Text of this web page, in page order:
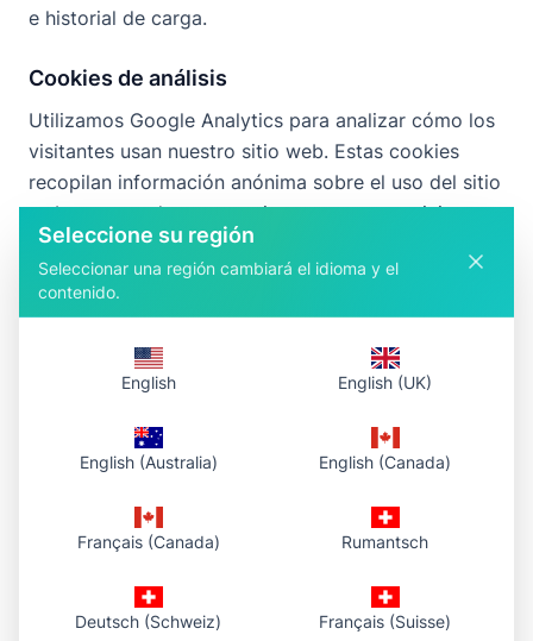
e historial de carga.
Cookies de análisis
Utilizamos Google Analytics para analizar cómo los
visitantes usan nuestro sitio web. Estas cookies
recopilan información anónima sobre el uso del sitio
web para ayudarnos a mejorar nuestro servicio.
Cookies publicitarias
Utilizamos Google AdSense para mostrar anuncios.
Estas cookies ayudan a entregar anuncios
personalizados basados en su comportamiento de
Cookies de terceros
Utilizamos los siguientes servicios de terceros que
pueden establecer cookies:
Google AdSense - Para publicidad (sujeto a la
Política de Privacidad de Google)
Seleccione su región
Seleccionar una región cambiará el idioma y el
contenido.
English English (UK)
English (Australia) English (Canada)
Français (Canada) Rumantsch
Deutsch (Schweiz) Français (Suisse)